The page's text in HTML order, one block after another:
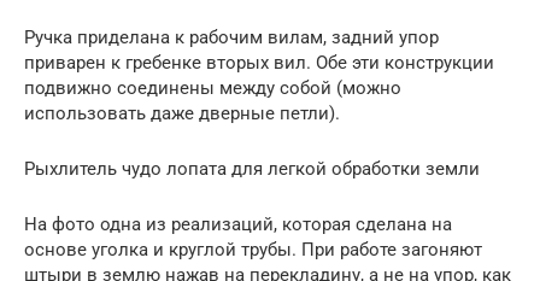
Ручка приделана к рабочим вилам, задний упор
приварен к гребенке вторых вил. Обе эти конструкции
подвижно соединены между собой (можно
использовать даже дверные петли).
Рыхлитель чудо лопата для легкой обработки земли
На фото одна из реализаций, которая сделана на
основе уголка и круглой трубы. При работе загоняют
штыри в землю нажав на перекладину, а не на упор, как